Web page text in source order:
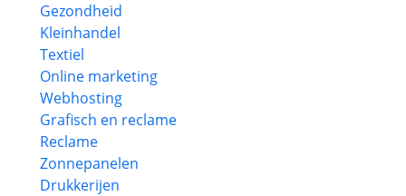
Gezondheid
Kleinhandel
Textiel
Online marketing
Webhosting
Grafisch en reclame
Reclame
Zonnepanelen
Drukkerijen